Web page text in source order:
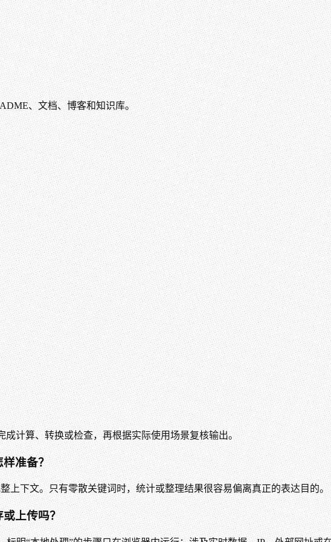
、文档、博客和知识库。
成计算、转换或检查，再根据实际使用场景复核输出。
样准备？
上下文。只有零散关键词时，统计或整理结果很容易偏离真正的表达目的。
上传吗？